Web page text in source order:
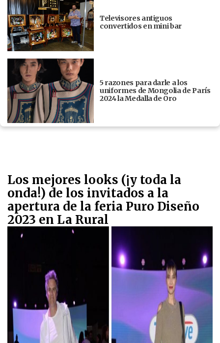
Televisores antiguos
convertidos en mini bar
5 razones para darle a los
uniformes de Mongolia de París
2024 la Medalla de Oro
Los mejores looks (¡y toda la
onda!) de los invitados a la
apertura de la feria Puro Diseño
2023 en La Rural